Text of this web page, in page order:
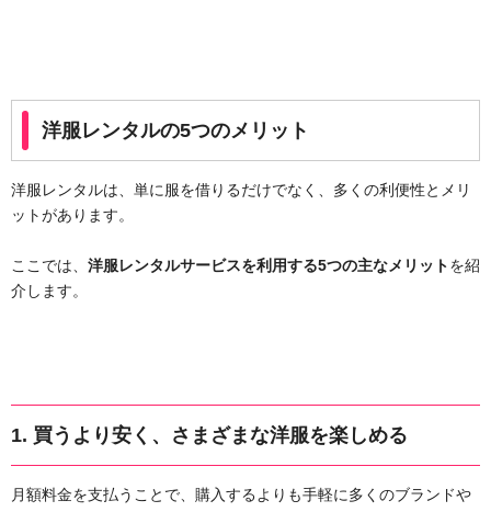
洋服レンタルの5つのメリット
洋服レンタルは、単に服を借りるだけでなく、多くの利便性とメリ
ットがあります。
ここでは、 洋服レンタルサービスを利用する5つの主なメリットを紹
介します。
1. 買うより安く、さまざまな洋服を楽しめる
月額料金を支払うことで、購入するよりも手軽に多くのブランドや